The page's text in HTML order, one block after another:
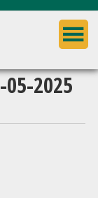
2025